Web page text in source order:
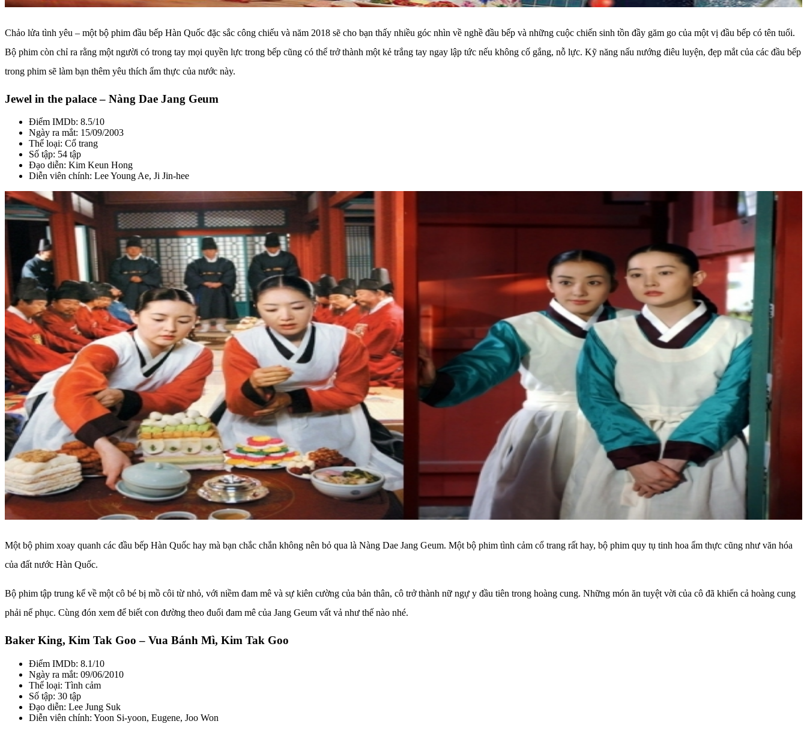
Chảo lửa tình yêu – một bộ phim đầu bếp Hàn Quốc đặc sắc công chiếu và năm 2018 sẽ cho bạn thấy nhiều góc nhìn về nghề đầu bếp và những cuộc chiến sinh tồn đầy găm go của một vị đầu bếp có tên tuổi.
Bộ phim còn chỉ ra rằng một người có trong tay mọi quyền lực trong bếp cũng có thể trở thành một kẻ trắng tay ngay lập tức nếu không cố gắng, nỗ lực. Kỹ năng nấu nướng điêu luyện, đẹp mắt của các đầu bếp
trong phim sẽ làm bạn thêm yêu thích ẩm thực của nước này.
Jewel in the palace – Nàng Dae Jang Geum
Điểm IMDb: 8.5/10
Ngày ra mắt: 15/09/2003
Thể loại: Cổ trang
Số tập: 54 tập
Đạo diễn: Kim Keun Hong
Diễn viên chính: Lee Young Ae, Ji Jin-hee
Một bộ phim xoay quanh các đầu bếp Hàn Quốc hay mà bạn chắc chắn không nên bỏ qua là Nàng Dae Jang Geum. Một bộ phim tình cảm cổ trang rất hay, bộ phim quy tụ tinh hoa ẩm thực cũng như văn hóa
của đất nước Hàn Quốc.
Bộ phim tập trung kể về một cô bé bị mồ côi từ nhỏ, với niềm đam mê và sự kiên cường của bản thân, cô trở thành nữ ngự y đầu tiên trong hoàng cung. Những món ăn tuyệt vời của cô đã khiến cả hoàng cung
phải nể phục. Cùng đón xem để biết con đường theo đuổi đam mê của Jang Geum vất vả như thế nào nhé.
Baker King, Kim Tak Goo – Vua Bánh Mì, Kim Tak Goo
Điểm IMDb: 8.1/10
Ngày ra mắt: 09/06/2010
Thể loại: Tình cảm
Số tập: 30 tập
Đạo diễn: Lee Jung Suk
Diễn viên chính: Yoon Si-yoon, Eugene, Joo Won